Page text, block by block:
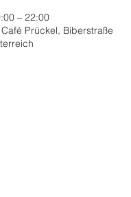
– 22:00
Prückel, Biberstraße